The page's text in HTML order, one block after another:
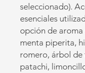
seleccionado).
esenciales
opción de aroma
menta piperita,
romero, árbol de
patachi,